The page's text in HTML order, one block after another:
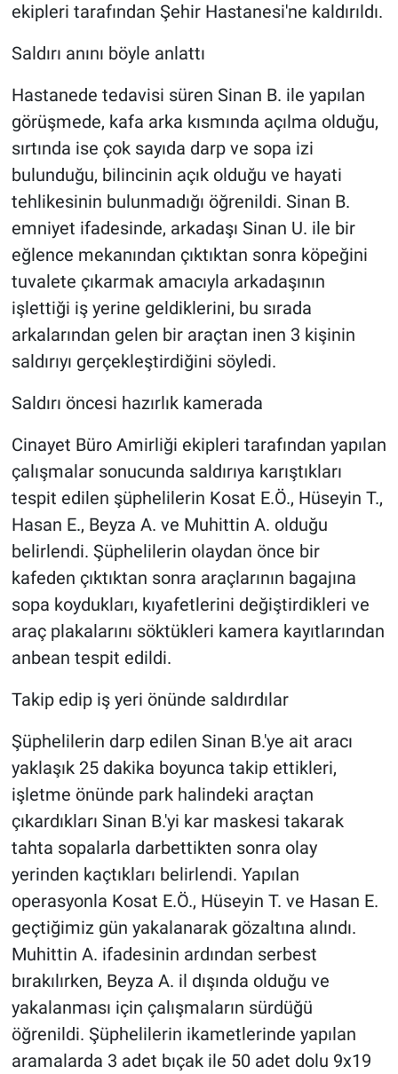
ekipleri tarafından Şehir Hastanesi'ne kaldırıldı.
Saldırı anını böyle anlattı
Hastanede tedavisi süren Sinan B. ile yapılan
görüşmede, kafa arka kısmında açılma olduğu,
sırtında ise çok sayıda darp ve sopa izi
bulunduğu, bilincinin açık olduğu ve hayati
tehlikesinin bulunmadığı öğrenildi. Sinan B.
emniyet ifadesinde, arkadaşı Sinan U. ile bir
eğlence mekanından çıktıktan sonra köpeğini
tuvalete çıkarmak amacıyla arkadaşının
işlettiği iş yerine geldiklerini, bu sırada
arkalarından gelen bir araçtan inen 3 kişinin
saldırıyı gerçekleştirdiğini söyledi.
Saldırı öncesi hazırlık kamerada
Cinayet Büro Amirliği ekipleri tarafından yapılan
çalışmalar sonucunda saldırıya karıştıkları
tespit edilen şüphelilerin Kosat E.Ö., Hüseyin T.,
Hasan E., Beyza A. ve Muhittin A. olduğu
belirlendi. Şüphelilerin olaydan önce bir
kafeden çıktıktan sonra araçlarının bagajına
sopa koydukları, kıyafetlerini değiştirdikleri ve
araç plakalarını söktükleri kamera kayıtlarından
anbean tespit edildi.
Takip edip iş yeri önünde saldırdılar
Şüphelilerin darp edilen Sinan B.'ye ait aracı
yaklaşık 25 dakika boyunca takip ettikleri,
işletme önünde park halindeki araçtan
çıkardıkları Sinan B.'yi kar maskesi takarak
tahta sopalarla darbettikten sonra olay
yerinden kaçtıkları belirlendi. Yapılan
operasyonla Kosat E.Ö., Hüseyin T. ve Hasan E.
geçtiğimiz gün yakalanarak gözaltına alındı.
Muhittin A. ifadesinin ardından serbest
bırakılırken, Beyza A. il dışında olduğu ve
yakalanması için çalışmaların sürdüğü
öğrenildi. Şüphelilerin ikametlerinde yapılan
aramalarda 3 adet bıçak ile 50 adet dolu 9x19